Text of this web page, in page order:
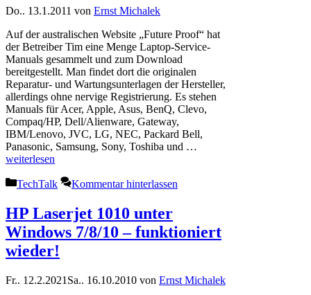
Do.. 13.1.2011 von Ernst Michalek
Auf der australischen Website „Future Proof“ hat
der Betreiber Tim eine Menge Laptop-Service-
Manuals gesammelt und zum Download
bereitgestellt. Man findet dort die originalen
Reparatur- und Wartungsunterlagen der Hersteller,
allerdings ohne nervige Registrierung. Es stehen
Manuals für Acer, Apple, Asus, BenQ, Clevo,
Compaq/HP, Dell/Alienware, Gateway,
IBM/Lenovo, JVC, LG, NEC, Packard Bell,
Panasonic, Samsung, Sony, Toshiba und …
weiterlesen
Kategorien
TechTalk Kommentar hinterlassen
HP Laserjet 1010 unter
Windows 7/8/10 – funktioniert
wieder!
Fr.. 12.2.2021 Sa.. 16.10.2010 von Ernst Michalek